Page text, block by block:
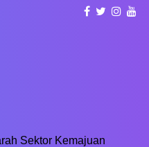
Sektor Kemajuan